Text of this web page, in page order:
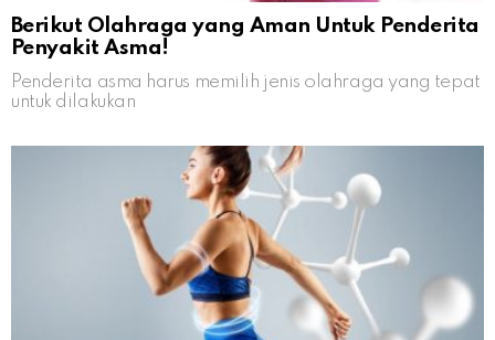
Berikut Olahraga yang Aman Untuk Penderita
Penyakit Asma!
Penderita asma harus memilih jenis olahraga yang tepat
untuk dilakukan